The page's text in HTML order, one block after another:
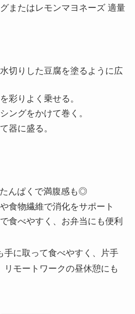
またはレモンマヨネーズ 適量
切りした豆腐を塗るように広
彩りよく乗せる。
ングをかけて巻く。
器に盛る。
んぱくで満腹感も◎
食物繊維で消化をサポート
食べやすく、お弁当にも便利
手に取って食べやすく、片手
リモートワークの昼休憩にも